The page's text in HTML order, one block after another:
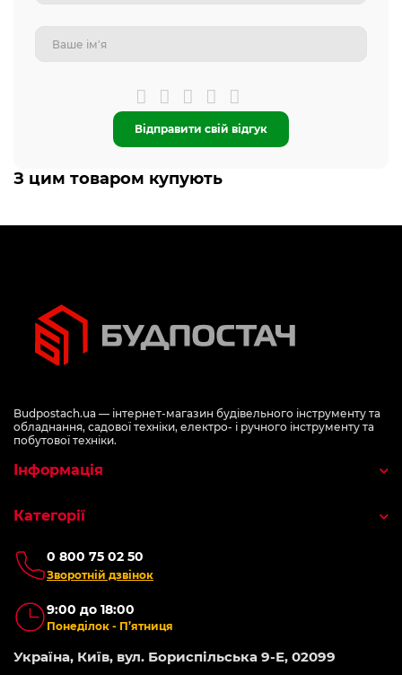
Відправити свій відгук
З цим товаром купують
Budpostach.ua — інтернет-магазин будівельного інструменту та
обладнання, садової техніки, електро- і ручного інструменту та
побутової техніки.
0 800 75 02 50
Зворотній дзвінок
9:00 до 18:00
Понеділок - П’ятниця
Україна, Київ, вул. Бориспільська 9-Е, 02099
Інформація
Категорії